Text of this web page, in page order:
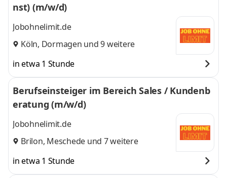
nst) (m/w/d)
Jobohnelimit.de
Köln, Dormagen und 9 weitere
in etwa 1 Stunde
Berufseinsteiger im Bereich Sales / Kundenb
eratung (m/w/d)
Jobohnelimit.de
Brilon, Meschede und 7 weitere
in etwa 1 Stunde